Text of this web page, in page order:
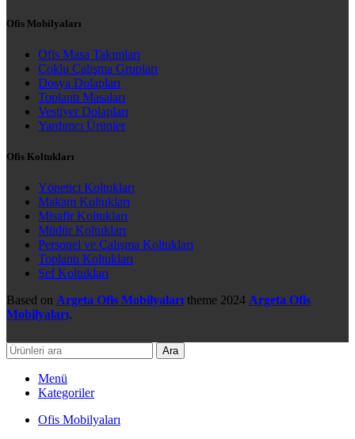
Ofis Mobilyaları
Ofis Masa Takımları
Çoklu Çalışma Grupları
Dosya Dolapları
Toplantı Masaları
Vestiyer Dolapları
Yardımcı Ürünler
Ofis Koltukları
Yönetici Koltukları
Makam Koltukları
Misafir Koltukları
Müdür Koltukları
Personel ve Çalışma Koltukları
Toplantı Koltukları
Şef Koltukları
Based on Argeta Ofis Mobilyaları theme 2024 Argeta Ofis
Mobilyaları.
Ara
Menü
Kategoriler
Ofis Mobilyaları